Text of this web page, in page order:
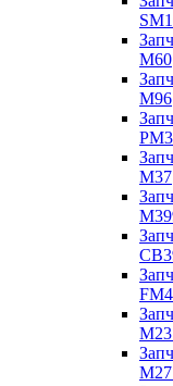
M60
M96
M37